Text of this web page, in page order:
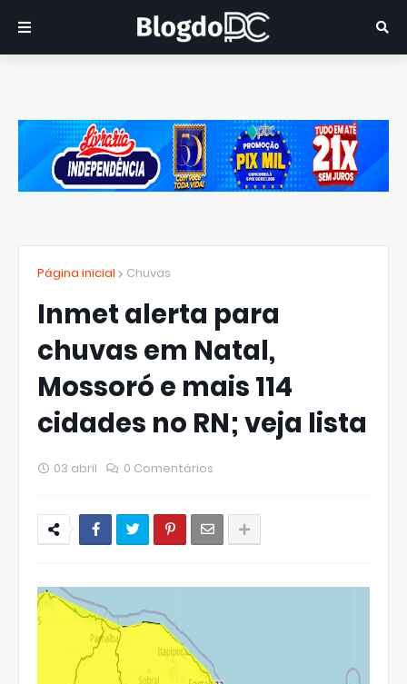
Página inicial Chuvas
Inmet alerta para
chuvas em Natal,
Mossoró e mais 114
cidades no RN; veja lista
03 abril 0 Comentários